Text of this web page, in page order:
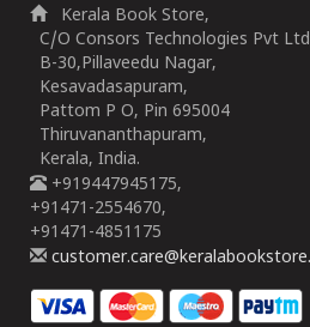
Kerala Book Store,
C/O Consors Technologies Pvt
B-30,Pillaveedu Nagar,
Kesavadasapuram,
Pattom P O, Pin 695004
Thiruvananthapuram,
Kerala, India.
+919447945175,
+91471-2554670,
+91471-4851175